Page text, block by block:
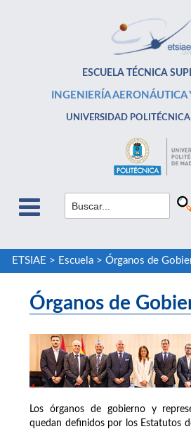
ESCUELA TÉCNICA
INGENIERÍA AERONÁUTICA
UNIVERSIDAD
ETSIAE > Escuela> Órganos de
Órganos de
Los órganos de gobierno y
quedan definidos por los Estatutos